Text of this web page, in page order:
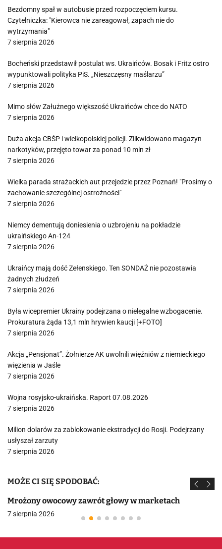
Bezdomny spał w autobusie przed rozpoczęciem kursu.
Czytelniczka: "Kierowca nie zareagował, zapach nie do
wytrzymania"
7 sierpnia 2026
Bocheński przedstawił postulat ws. Ukraińców. Bosak i Fritz ostro
wypunktowali polityka PiS. „Nieszczęsny maślarzu”
7 sierpnia 2026
Mimo słów Załużnego większość Ukraińców chce do NATO
7 sierpnia 2026
Duża akcja CBŚP i wielkopolskiej policji. Zlikwidowano magazyn
narkotyków, przejęto towar za ponad 10 mln zł
7 sierpnia 2026
Wielka parada strażackich aut przejedzie przez Poznań! "Prosimy o
zachowanie szczególnej ostrożności"
7 sierpnia 2026
Niemcy dementują doniesienia o uzbrojeniu na pokładzie
ukraińskiego An-124
7 sierpnia 2026
Ukraińcy mają dość Zełenskiego. Ten SONDAŻ nie pozostawia
żadnych złudzeń
7 sierpnia 2026
Była wicepremier Ukrainy podejrzana o nielegalne wzbogacenie.
Prokuratura żąda 13,1 mln hrywien kaucji [+FOTO]
7 sierpnia 2026
Akcja „Pensjonat”. Żołnierze AK uwolnili więźniów z niemieckiego
więzienia w Jaśle
7 sierpnia 2026
Wojna rosyjsko-ukraińska. Raport 07.08.2026
7 sierpnia 2026
Milion dolarów za zablokowanie ekstradycji do Rosji. Podejrzany
usłyszał zarzuty
7 sierpnia 2026
MOŻE CI SIĘ SPODOBAĆ:
Mrożony owocowy zawrót głowy w marketach
7 sierpnia 2026